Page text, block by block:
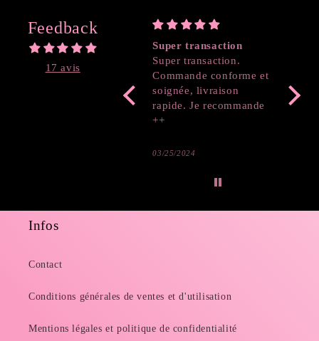
Feedback
17 avis
Super transaction
Super transaction.
Commande conforme et
soignée, livraison
rapide. Je recommande
++
03/25/2024
Infos
Contact
Conditions générales de ventes et d'utilisation
Mentions légales et politique de confidentialité